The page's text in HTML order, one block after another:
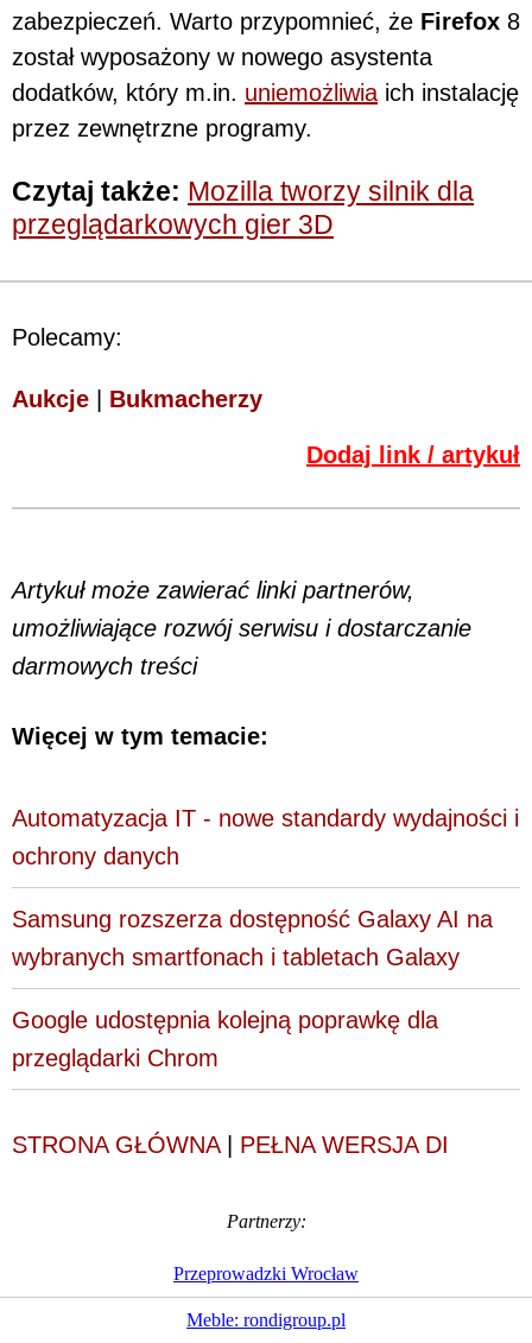
zabezpieczeń. Warto przypomnieć, że Firefox 8
został wyposażony w nowego asystenta
dodatków, który m.in. uniemożliwia ich instalację
przez zewnętrzne programy.
Czytaj także: Mozilla tworzy silnik dla
przeglądarkowych gier 3D
Polecamy:
Aukcje Bukmacherzy
Dodaj link / artykuł
Artykuł może zawierać linki partnerów,
umożliwiające rozwój serwisu i dostarczanie
darmowych treści
Więcej w tym temacie:
Automatyzacja IT - nowe standardy wydajności i
ochrony danych
Samsung rozszerza dostępność Galaxy AI na
wybranych smartfonach i tabletach Galaxy
Google udostępnia kolejną poprawkę dla
przeglądarki Chrom
STRONA GŁÓWNA| PEŁNA WERSJA DI
Partnerzy:
Przeprowadzki Wrocław
Meble: rondigroup.pl